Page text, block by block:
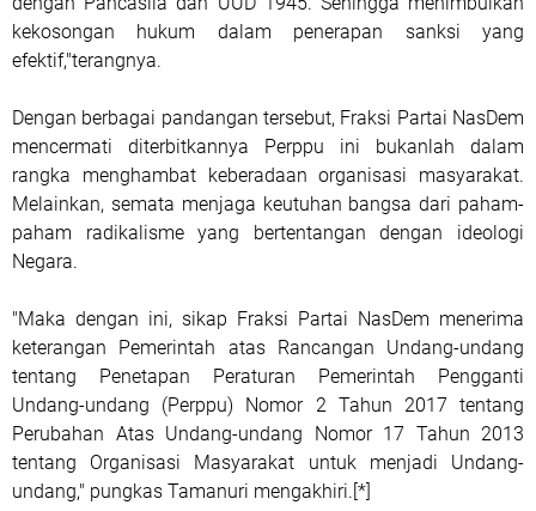
kekosongan hukum dalam penerapan sanksi yang
efektif,"terangnya.
Dengan berbagai pandangan tersebut, Fraksi Partai NasDem
mencermati diterbitkannya Perppu ini bukanlah dalam
rangka menghambat keberadaan organisasi masyarakat.
Melainkan, semata menjaga keutuhan bangsa dari paham-
paham radikalisme yang bertentangan dengan ideologi
Negara.
"Maka dengan ini, sikap Fraksi Partai NasDem menerima
keterangan Pemerintah atas Rancangan Undang-undang
tentang Penetapan Peraturan Pemerintah Pengganti
Undang-undang (Perppu) Nomor 2 Tahun 2017 tentang
Perubahan Atas Undang-undang Nomor 17 Tahun 2013
tentang Organisasi Masyarakat untuk menjadi Undang-
undang," pungkas Tamanuri mengakhiri.[*]